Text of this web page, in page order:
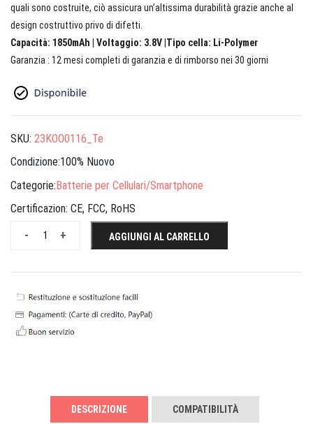
quali sono costruite, ciò assicura un’altissima durabilità grazie anche al
design costruttivo privo di difetti.
Capacità: 1850mAh | Voltaggio: 3.8V |Tipo cella: Li-Polymer
Garanzia : 12 mesi completi di garanzia e di rimborso nei 30 giorni
SKU: 23KOO0116_Te
Condizione:100% Nuovo
Categorie:Batterie per Cellulari/Smartphone
Certificazion: CE, FCC, RoHS
+
- AGGIUNGI AL CARRELLO
DESCRIZIONE COMPATIBILITÀ